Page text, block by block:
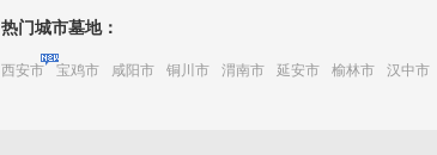
热门城市墓地：
西安市 宝鸡市 咸阳市 铜川市 渭南市 延安市 榆林市 汉中市